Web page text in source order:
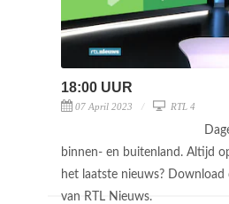
18:00 UUR
07 April 2023 RTL 4
binnen- en buitenland. Altijd
het laatste nieuws?
van RTL Nieuws.